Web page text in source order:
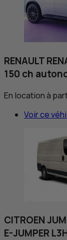
RENAULT
150 ch
En location à
Voir ce
CITROEN
E-JUMPER